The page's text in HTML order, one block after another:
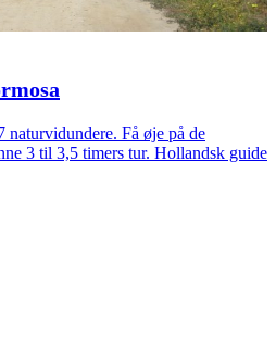
naturvidundere. Få øje på de
3 til 3,5 timers tur. Hollandsk guide